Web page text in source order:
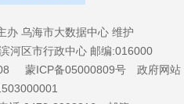
办 乌海市大数据中心 维护
河区市行政中心 邮编:016000
蒙ICP备05000809号
政府网站